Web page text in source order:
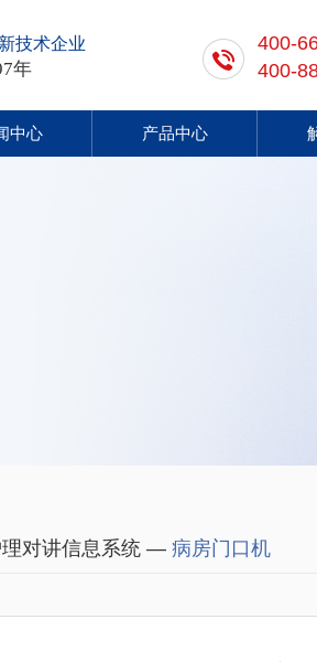
技术企业
年
400-
400-
中心 产品中心
对讲信息系统 — 病房门口机